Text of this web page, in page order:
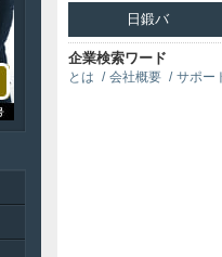
日鍛バ
企業検索ワード
とは 会社概要 サポー